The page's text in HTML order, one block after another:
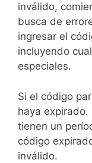
inválido,
busca de
ingresar el
incluyendo
especiales.
Si el código
haya expirado.
tienen un
código
inválido.